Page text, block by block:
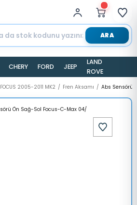
ARA
CHERY FORD JEEP
LAND
ROVER
FOCUS 2005-2011 MK2 Fren Aksamı Abs Sensörü